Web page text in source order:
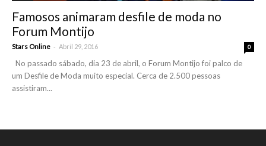
Famosos animaram desfile de moda no
Forum Montijo
Stars Online - Abril 29, 2016 0
No passado sábado, dia 23 de abril, o Forum Montijo foi palco de
um Desfile de Moda muito especial. Cerca de 2.500 pessoas
assistiram...